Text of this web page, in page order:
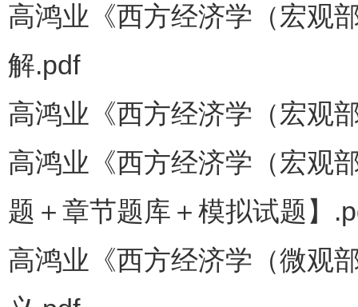
高鸿业《西方经济学（宏观
解.pdf
高鸿业《西方经济学（宏观
高鸿业《西方经济学（宏观
题＋章节题库＋模拟试题】
高鸿业《西方经济学（微观